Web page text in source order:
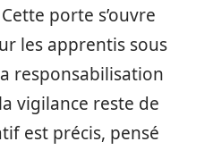
porte s’ouvre
les apprentis sous
responsabilisation
vigilance reste de
est précis, pensé